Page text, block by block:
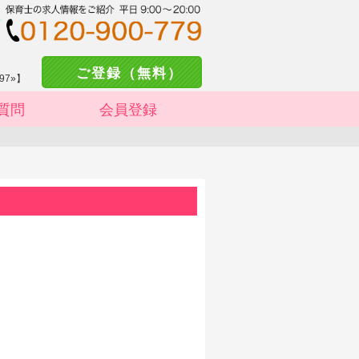
】 ご登録（無料）
問 会員登録